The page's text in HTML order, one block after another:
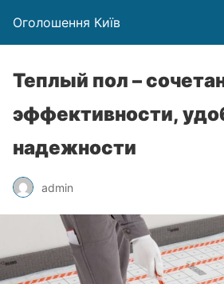
Оголошення Київ
Теплый пол –
эффективности,
надежности
admin